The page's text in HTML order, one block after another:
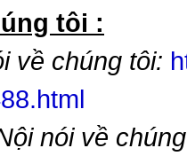
tôi :
về chúng tôi:
nói về chúng